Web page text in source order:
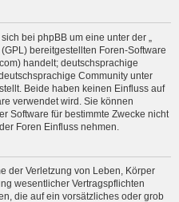
bei phpBB um eine unter der „
(GPL) bereitgestellten Foren-Software
handelt; deutschsprachige
Community unter
Beide haben keinen Einfluss auf
verwendet wird. Sie können
Software für bestimmte Zwecke nicht
Foren Einfluss nehmen.
der Verletzung von Leben, Körper
wesentlicher Vertragspflichten
die auf ein vorsätzliches oder grob